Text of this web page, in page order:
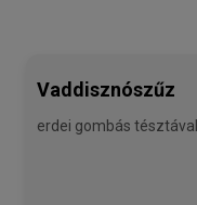
Vaddisznószűz
erdei gombás